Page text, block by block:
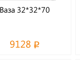
Ваза 32*32*70
9128